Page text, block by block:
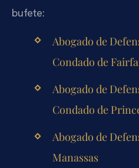
bufete:
Abogado de
Condado de
Abogado de
Condado de
Abogado de
Manassas